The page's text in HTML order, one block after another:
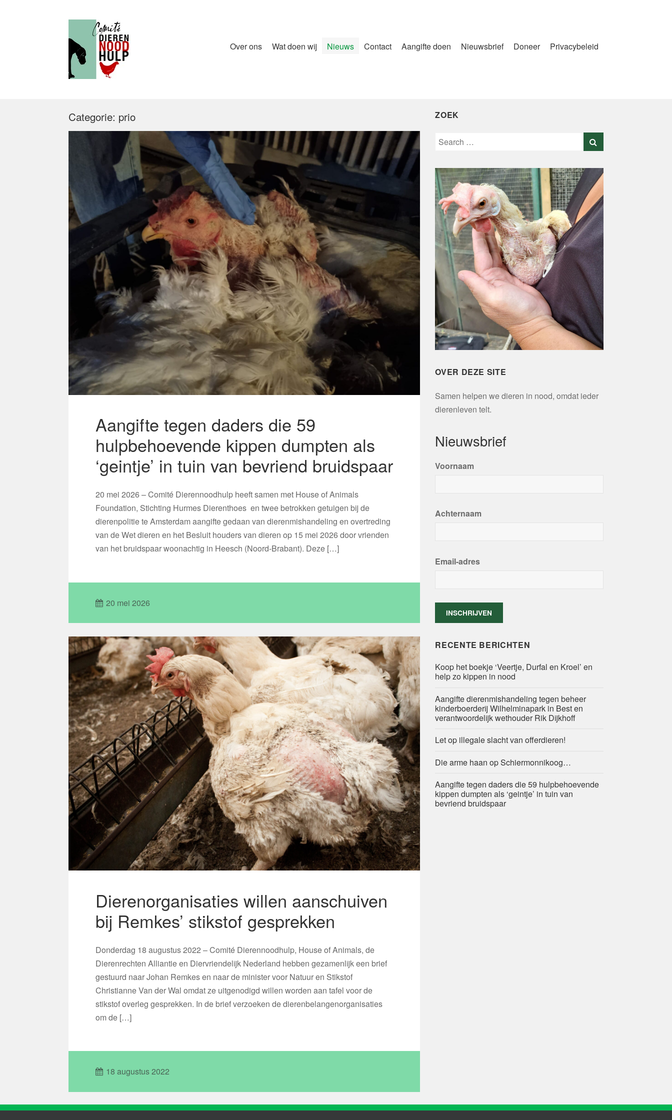
Over ons Wat doen wij Nieuws Contact Aangifte doen Nieuwsbrief Doneer Privacybeleid
Categorie: prio
Aangifte tegen daders die 59
hulpbehoevende kippen dumpten als
‘geintje’ in tuin van bevriend bruidspaar
20 mei 2026 – Comité Dierennoodhulp heeft samen met House of Animals
Foundation, Stichting Hurmes Dierenthoes en twee betrokken getuigen bij de
dierenpolitie te Amsterdam aangifte gedaan van dierenmishandeling en overtreding
van de Wet dieren en het Besluit houders van dieren op 15 mei 2026 door vrienden
van het bruidspaar woonachtig in Heesch (Noord-Brabant). Deze […]
20 mei 2026
Dierenorganisaties willen aanschuiven
bij Remkes’ stikstof gesprekken
Donderdag 18 augustus 2022 – Comité Dierennoodhulp, House of Animals, de
Dierenrechten Alliantie en Diervriendelijk Nederland hebben gezamenlijk een brief
gestuurd naar Johan Remkes en naar de minister voor Natuur en Stikstof
Christianne Van der Wal omdat ze uitgenodigd willen worden aan tafel voor de
stikstof overleg gesprekken. In de brief verzoeken de dierenbelangenorganisaties
om de […]
18 augustus 2022
ZOEK
Search
OVER DEZE SITE
Samen helpen we dieren in nood, omdat ieder
dierenleven telt.
Nieuwsbrief
Voornaam
Achternaam
Email-adres
RECENTE BERICHTEN
Koop het boekje ‘Veertje, Durfal en Kroel’ en
help zo kippen in nood
Aangifte dierenmishandeling tegen beheer
kinderboerderij Wilhelminapark in Best en
verantwoordelijk wethouder Rik Dijkhoff
Let op illegale slacht van offerdieren!
Die arme haan op Schiermonnikoog…
Aangifte tegen daders die 59 hulpbehoevende
kippen dumpten als ‘geintje’ in tuin van
bevriend bruidspaar